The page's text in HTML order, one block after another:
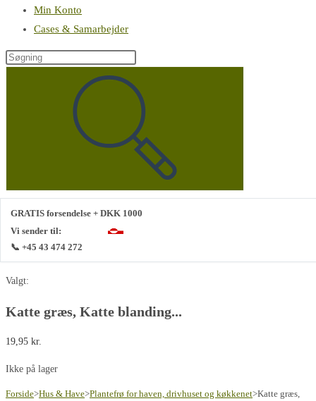
Min Konto
Cases & Samarbejder
Søg
GRATIS forsendelse + DKK 1000
Vi sender til:
📞 +45 43 474 272
Valgt:
Katte græs, Katte blanding...
19,95 kr.
Ikke på lager
Forside>Hus & Have>Plantefrø for haven, drivhuset og køkkenet>Katte græs,